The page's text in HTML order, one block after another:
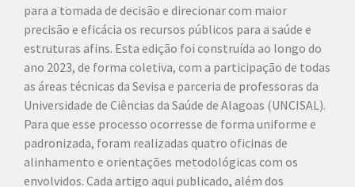
para a tomada de decisão e direcionar com maior
precisão e eficácia os recursos públicos para a saúde e
estruturas afins. Esta edição foi construída ao longo do
ano 2023, de forma coletiva, com a participação de todas
as áreas técnicas da Sevisa e parceria de professoras da
Universidade de Ciências da Saúde de Alagoas (UNCISAL).
Para que esse processo ocorresse de forma uniforme e
padronizada, foram realizadas quatro oficinas de
alinhamento e orientações metodológicas com os
envolvidos. Cada artigo aqui publicado, além dos